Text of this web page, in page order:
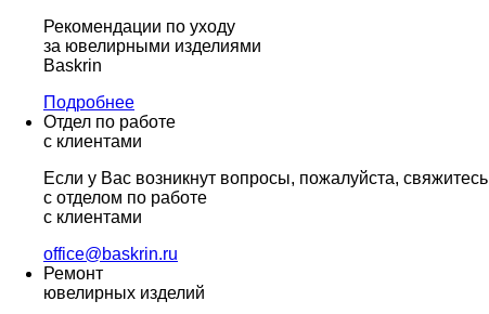
Рекомендации по уходу
за ювелирными изделиями
Baskrin
Подробнее
Отдел по работе
с клиентами
Если у Вас возникнут вопросы, пожалуйста, свяжитесь
с отделом по работе
с клиентами
office@baskrin.ru
Ремонт
ювелирных изделий